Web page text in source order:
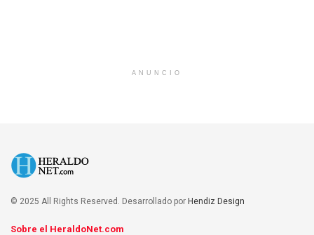
ANUNCIO
© 2025 All Rights Reserved. Desarrollado por Hendiz Design
Sobre el HeraldoNet.com